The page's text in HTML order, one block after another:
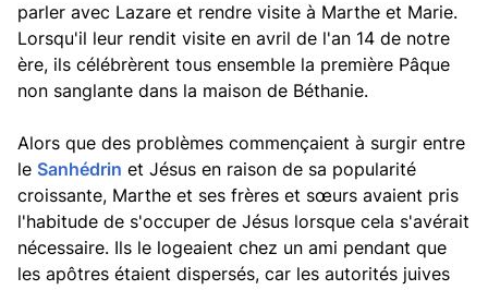
parler avec Lazare et rendre visite à Marthe et Marie.
Lorsqu'il leur rendit visite en avril de l'an 14 de notre
ère, ils célébrèrent tous ensemble la première Pâque
non sanglante dans la maison de Béthanie.
Alors que des problèmes commençaient à surgir entre
le Sanhédrin et Jésus en raison de sa popularité
croissante, Marthe et ses frères et sœurs avaient pris
l'habitude de s'occuper de Jésus lorsque cela s'avérait
nécessaire. Ils le logeaient chez un ami pendant que
les apôtres étaient dispersés, car les autorités juives